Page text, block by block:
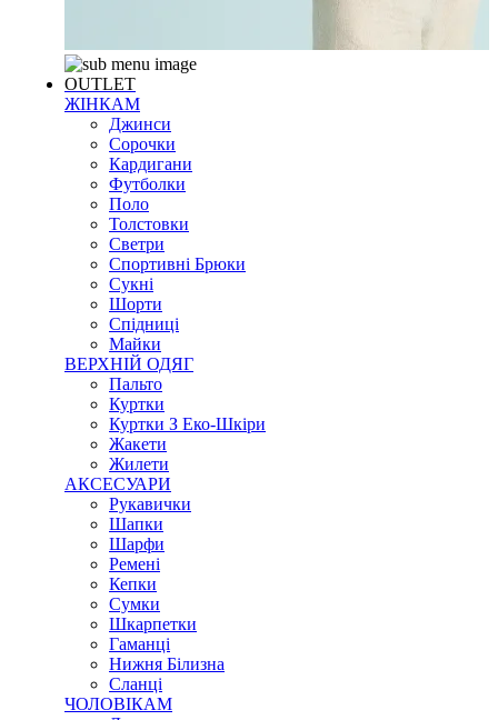
OUTLET
ЖІНКАМ
Джинси
Сорочки
Кардигани
Футболки
Поло
Толстовки
Светри
Спортивні Брюки
Сукні
Шорти
Спідниці
Майки
ВЕРХНІЙ ОДЯГ
Пальто
Куртки
Куртки З Еко-Шкіри
Жакети
Жилети
АКСЕСУАРИ
Рукавички
Шапки
Шарфи
Ремені
Кепки
Сумки
Шкарпетки
Гаманці
Нижня Білизна
Сланці
ЧОЛОВІКАМ